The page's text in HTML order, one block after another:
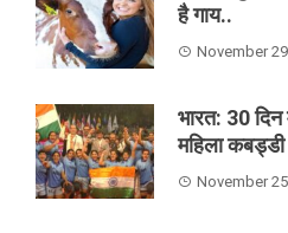
है गाय..
November
भारत: 30
महिला
November